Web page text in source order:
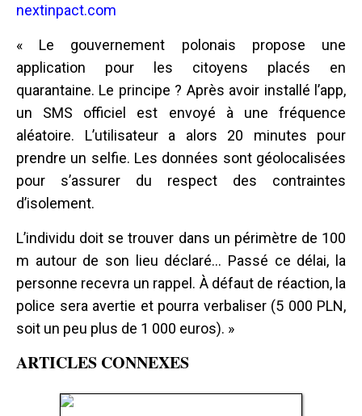
nextinpact.com
« Le gouvernement polonais propose une
application pour les citoyens placés en
quarantaine. Le principe ? Après avoir installé l’app,
un SMS officiel est envoyé à une fréquence
aléatoire. L’utilisateur a alors 20 minutes pour
prendre un selfie. Les données sont géolocalisées
pour s’assurer du respect des contraintes
d’isolement.
L’individu doit se trouver dans un périmètre de 100
m autour de son lieu déclaré... Passé ce délai, la
personne recevra un rappel. À défaut de réaction, la
police sera avertie et pourra verbaliser (5 000 PLN,
soit un peu plus de 1 000 euros). »
ARTICLES CONNEXES